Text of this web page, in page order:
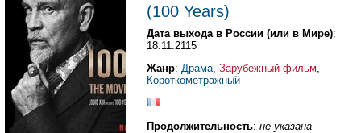
(100 Years)
Дата выхода в России (или в Мире):
18.11.2115
Жанр: Драма Зарубежный фильм
Короткометражный
Продолжительность: не указана